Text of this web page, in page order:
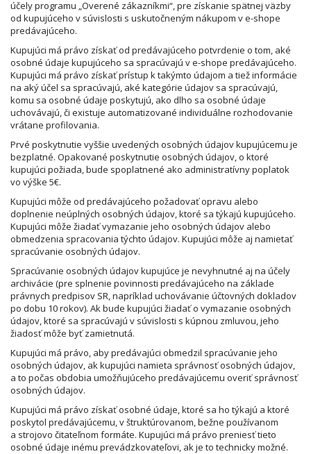
účely programu „Overené zákazníkmi“, pre získanie spätnej väzby
od kupujúceho v súvislosti s uskutočneným nákupom v e-shope
predávajúceho.
Kupujúci má právo získať od predávajúceho potvrdenie o tom, aké
osobné údaje kupujúceho sa spracúvajú v e-shope predávajúceho.
Kupujúci má právo získať prístup k takýmto údajom a tiež informácie
na aký účel sa spracúvajú, aké kategórie údajov sa spracúvajú,
komu sa osobné údaje poskytujú, ako dlho sa osobné údaje
uchovávajú, či existuje automatizované individuálne rozhodovanie
vrátane profilovania.
Prvé poskytnutie vyššie uvedených osobných údajov kupujúcemu je
bezplatné. Opakované poskytnutie osobných údajov, o ktoré
kupujúci požiada, bude spoplatnené ako administratívny poplatok
vo výške 5€.
Kupujúci môže od predávajúceho požadovať opravu alebo
doplnenie neúplných osobných údajov, ktoré sa týkajú kupujúceho.
Kupujúci môže žiadať vymazanie jeho osobných údajov alebo
obmedzenia spracovania týchto údajov. Kupujúci môže aj namietať
spracúvanie osobných údajov.
Spracúvanie osobných údajov kupujúce je nevyhnutné aj na účely
archivácie (pre splnenie povinnosti predávajúceho na základe
právnych predpisov SR, napríklad uchovávanie účtovných dokladov
po dobu 10 rokov). Ak bude kupujúci žiadať o vymazanie osobných
údajov, ktoré sa spracúvajú v súvislosti s kúpnou zmluvou, jeho
žiadosť môže byť zamietnutá.
Kupujúci má právo, aby predávajúci obmedzil spracúvanie jeho
osobných údajov, ak kupujúci namieta správnosť osobných údajov,
a to počas obdobia umožňujúceho predávajúcemu overiť správnosť
osobných údajov.
Kupujúci má právo získať osobné údaje, ktoré sa ho týkajú a ktoré
poskytol predávajúcemu, v štruktúrovanom, bežne používanom
a strojovo čitateľnom formáte. Kupujúci má právo preniesť tieto
osobné údaje inému prevádzkovateľovi, ak je to technicky možné.